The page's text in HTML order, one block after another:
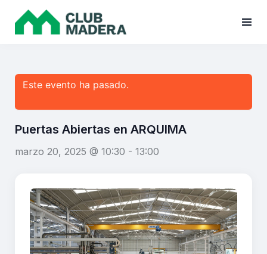
Este evento ha pasado.
Puertas Abiertas en ARQUIMA
marzo 20, 2025 @ 10:30 - 13:00